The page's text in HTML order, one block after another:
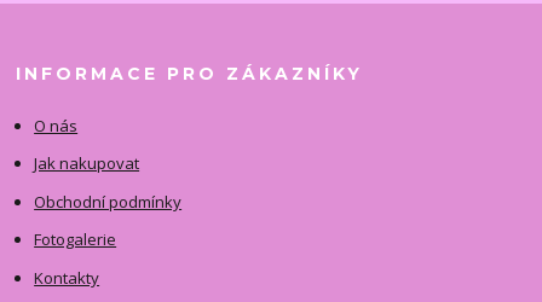
INFORMACE PRO ZÁKAZNÍKY
O nás
Jak nakupovat
Obchodní podmínky
Fotogalerie
Kontakty